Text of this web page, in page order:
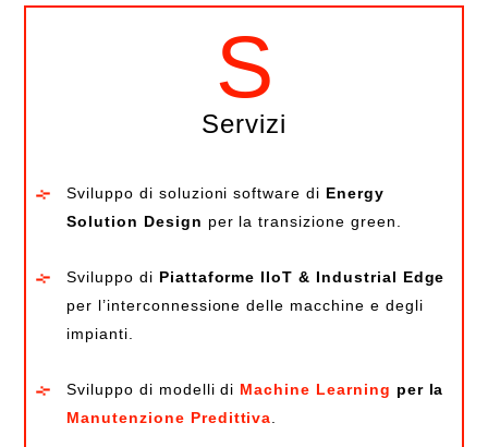
S
Servizi
Sviluppo di soluzioni software di Energy
Solution Design per la transizione green.
Sviluppo di Piattaforme IIoT & Industrial Edge
per l’interconnessione delle macchine e degli
impianti.
Sviluppo di modelli di Machine Learning per la
Manutenzione Predittiva